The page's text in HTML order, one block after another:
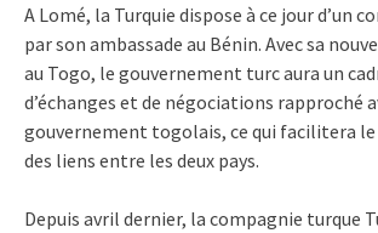
A Lomé, la Turquie dispose à ce jour d’un
par son ambassade au Bénin. Avec sa
au Togo, le gouvernement turc aura un
d’échanges et de négociations rapproché
gouvernement togolais, ce qui facilitera
des liens entre les deux pays.
Depuis avril dernier, la compagnie turque